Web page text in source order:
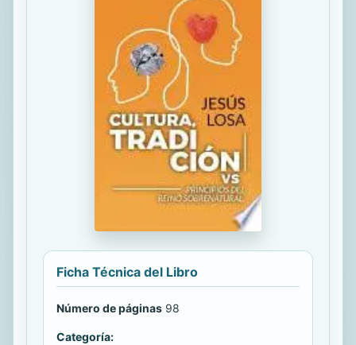
Ficha Técnica del Libro
Número de páginas 98
Categoría: